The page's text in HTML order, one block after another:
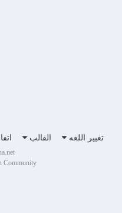
تغيير اللغه القالب
Community